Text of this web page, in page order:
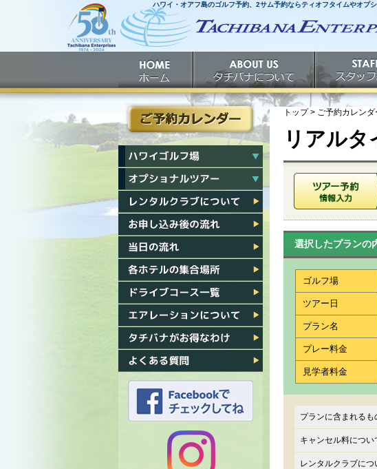
ハワイ・オアフ島のゴルフ予約、2サム予約ならティオフタイムやオプ
ホーム タチバナについて スタッフ紹介
ご予約カレンダー
ハワイゴルフ場一覧
ハワイオプショナルツアー一覧
レンタルクラブについて
お申し込み後の流れ
当日の流れ
各ホテル集合場所
各ゴルフ場への行き方
エアレーション
タチバナがお得なわけ
よくある質問
タチバナのFacebook
トップ> ご予約カレンダ
リアルタ
選択したプランの
ゴルフ場
ツアー日
プラン名
プレー料金
見学者料金
プランに含まれるも
キャンセル料につい
レンタルクラブにつ